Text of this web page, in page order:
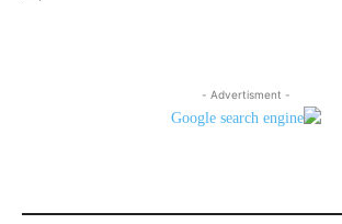
- Advertisment -